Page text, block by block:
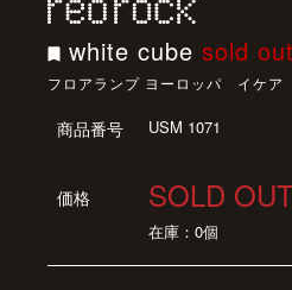
white cube sold
フロアランプ ヨーロッパ イケア
商品番号 USM 1071
価格 SOLD
在庫：0個